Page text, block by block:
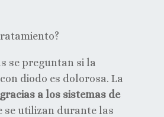
se preguntan si la
diodo es dolorosa. La
gracias a los sistemas de
se utilizan durante las